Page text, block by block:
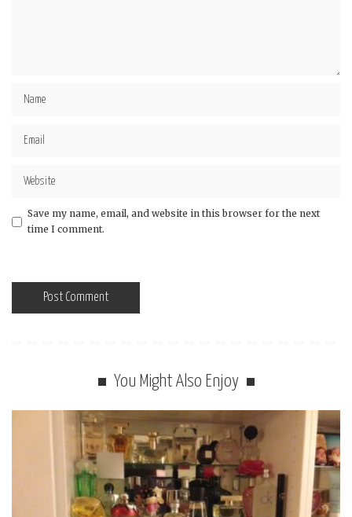
Save my name, email, and website in this browser for the next
time I comment.
You Might Also Enjoy